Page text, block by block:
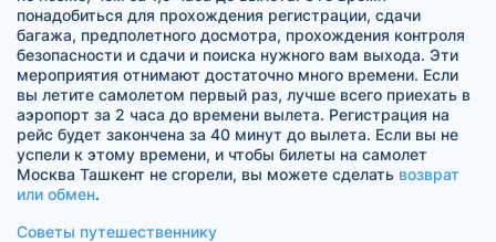
понадобиться для прохождения регистрации, сдачи
багажа, предполетного досмотра, прохождения контроля
безопасности и сдачи и поиска нужного вам выхода. Эти
мероприятия отнимают достаточно много времени. Если
вы летите самолетом первый раз, лучше всего приехать в
аэропорт за 2 часа до времени вылета. Регистрация на
рейс будет закончена за 40 минут до вылета. Если вы не
успели к этому времени, и чтобы билеты на самолет
Москва Ташкент не сгорели, вы можете сделать возврат
или обмен.
Советы путешественнику